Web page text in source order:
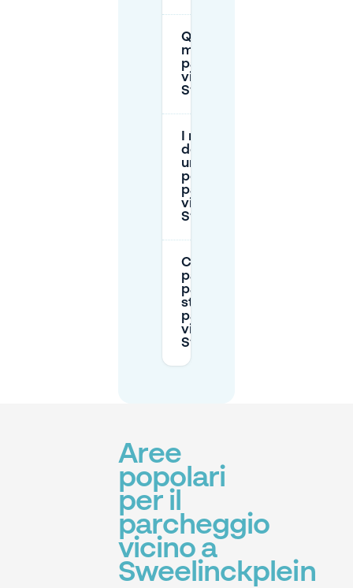
Qual è la durata
massima di
parcheggio
vicino a
Sweelinckplein?
I residenti
devono avere
un permesso
per
parcheggiare
vicino a
Sweelinckplein?
Come posso
pagare il
parcheggio in
strada al
parchimetro
vicino a
Sweelinckplein?
Aree
popolari
per il
parcheggio
vicino a
Sweelinckplein